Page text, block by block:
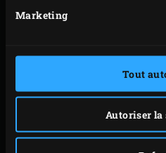
Marketing
Tout
Autoriser la
Déglacez les légumes
Après environ 10
d’huile d’olive et posez-